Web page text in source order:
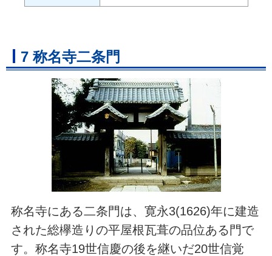
7 称名寺二条門
称名寺にある二条門は、寛永3(1626)年に建造
された総欅造りの平屋根瓦葺の品位ある門で
す。称名寺19世信慶の後を継いだ20世信覚